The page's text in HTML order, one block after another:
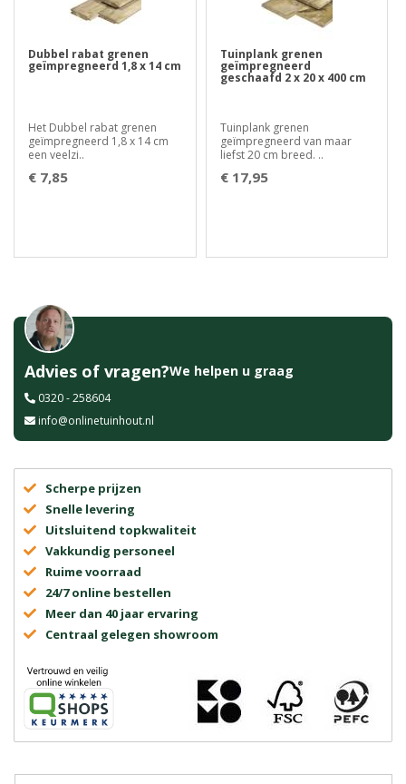
Dubbel rabat grenen
geïmpregneerd 1,8 x 14 cm
Het Dubbel rabat grenen
geïmpregneerd 1,8 x 14 cm
een veelzi..
€ 7,85
Tuinplank grenen
geïmpregneerd
geschaafd 2 x 20 x 400 cm
Tuinplank grenen
geïmpregneerd van maar
liefst 20 cm breed. ..
€ 17,95
Advies of vragen?We helpen u graag
0320 - 258604
info@onlinetuinhout.nl
Scherpe prijzen
Snelle levering
Uitsluitend topkwaliteit
Vakkundig personeel
Ruime voorraad
24/7 online bestellen
Meer dan 40 jaar ervaring
Centraal gelegen showroom